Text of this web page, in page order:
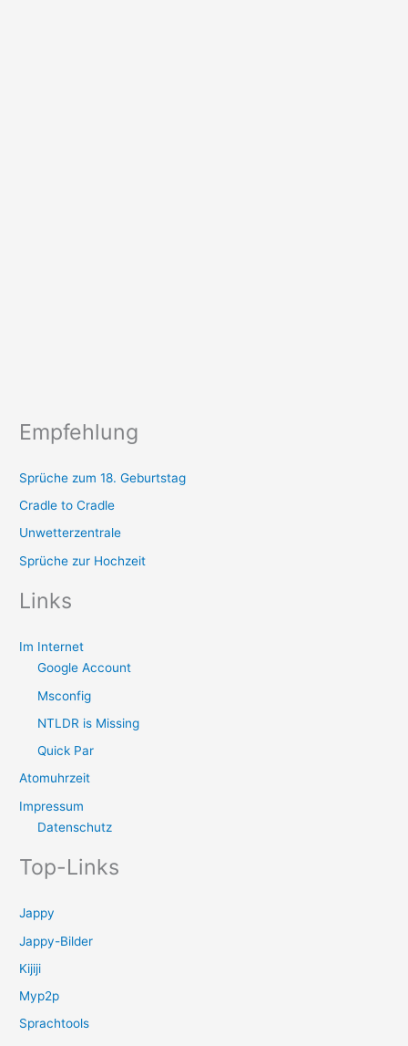
Empfehlung
Sprüche zum 18. Geburtstag
Cradle to Cradle
Unwetterzentrale
Sprüche zur Hochzeit
Links
Im Internet
Google Account
Msconfig
NTLDR is Missing
Quick Par
Atomuhrzeit
Impressum
Datenschutz
Top-Links
Jappy
Jappy-Bilder
Kijiji
Myp2p
Sprachtools